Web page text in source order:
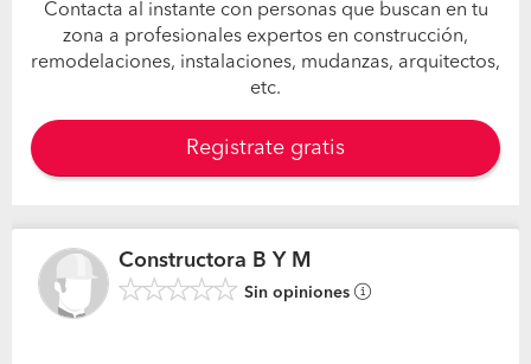
Contacta al instante con personas que buscan en tu
zona a profesionales expertos en construcción,
remodelaciones, instalaciones, mudanzas, arquitectos,
etc.
Registrate gratis
Constructora B Y M
Sin opiniones